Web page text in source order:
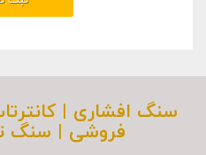
سنگ افشاری |
فروشی | سنگ